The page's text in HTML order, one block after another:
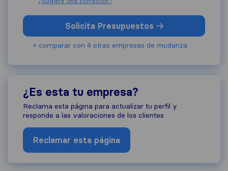
Solicita Presupuestos
+ comparar con 4 otras empresas de mudanza.
¿Es esta tu empresa?
Reclama esta página para actualizar tu perfil y
responde a las valoraciones de los clientes
Reclamar esta página